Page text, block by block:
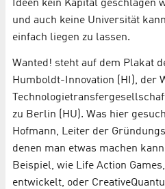
Ideen kein Kapital geschlagen
und auch keine Universität
einfach liegen zu lassen.
Wanted! steht auf dem Plakat
Humboldt-Innovation (HI), der
zu Berlin (HU). Was hier
Hofmann, Leiter der
denen man etwas machen
Beispiel, wie Life Action
entwickelt, oder